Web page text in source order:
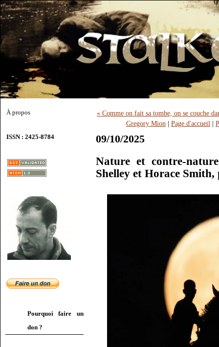
À propos
ISSN : 2425-8784
Pourquoi faire un
don ?
« Comme on fait sa tombe, on se couche
Gregory Mion | Page d'accueil |
09/10/2025
Nature et contre-
Shelley et Horace